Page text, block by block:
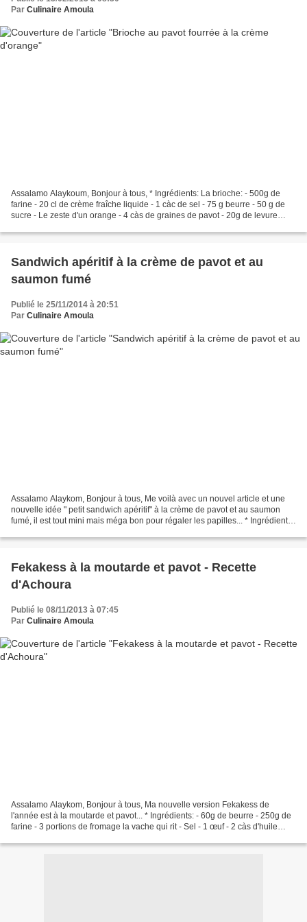
Par Culinaire Amoula
Assalamo Alaykoum, Bonjour à tous, * Ingrédients: La brioche: - 500g de
farine - 20 cl de crème fraîche liquide - 1 càc de sel - 75 g beurre - 50 g de
sucre - Le zeste d'un orange - 4 càs de graines de pavot - 20g de levure
Sandwich apéritif à la crème de pavot et au
saumon fumé
Publié le 25/11/2014 à 20:51
Par Culinaire Amoula
Assalamo Alaykom, Bonjour à tous, Me voilà avec un nouvel article et une
nouvelle idée " petit sandwich apéritif" à la crème de pavot et au saumon
fumé, il est tout mini mais méga bon pour régaler les papilles... * Ingrédients:
Fekakess à la moutarde et pavot - Recette
d'Achoura
Publié le 08/11/2013 à 07:45
Par Culinaire Amoula
Assalamo Alaykom, Bonjour à tous, Ma nouvelle version Fekakess de
l'année est à la moutarde et pavot... * Ingrédients: - 60g de beurre - 250g de
farine - 3 portions de fromage la vache qui rit - Sel - 1 œuf - 2 càs d'huile